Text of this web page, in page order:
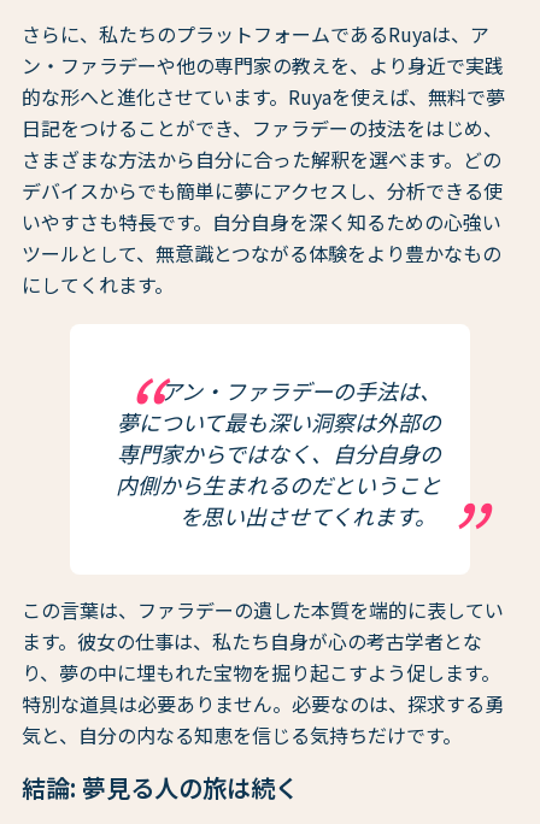
さらに、私たちのプラットフォームであるRuyaは、ア
ン・ファラデーや他の専門家の教えを、より身近で実践
的な形へと進化させています。Ruyaを使えば、無料で夢
日記をつけることができ、ファラデーの技法をはじめ、
さまざまな方法から自分に合った解釈を選べます。どの
デバイスからでも簡単に夢にアクセスし、分析できる使
いやすさも特長です。自分自身を深く知るための心強い
ツールとして、無意識とつながる体験をより豊かなもの
にしてくれます。
アン・ファラデーの手法は、
夢について最も深い洞察は外部の
専門家からではなく、自分自身の
内側から生まれるのだということ
を思い出させてくれます。
この言葉は、ファラデーの遺した本質を端的に表してい
ます。彼女の仕事は、私たち自身が心の考古学者とな
り、夢の中に埋もれた宝物を掘り起こすよう促します。
特別な道具は必要ありません。必要なのは、探求する勇
気と、自分の内なる知恵を信じる気持ちだけです。
結論: 夢見る人の旅は続く